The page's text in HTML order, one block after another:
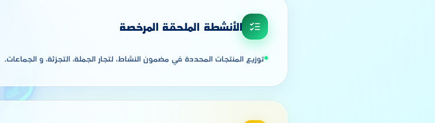
الأنشطة الملحقة المرخصة
توزيع المنتجات المحددة في مضمون النشاط، لتجار الجملة، التجزئة، و الجماعات.